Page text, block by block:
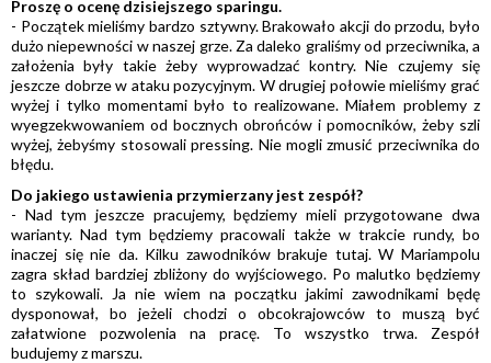
Proszę o ocenę dzisiejszego sparingu.
- Początek mieliśmy bardzo sztywny. Brakowało akcji do przodu, było
dużo niepewności w naszej grze. Za daleko graliśmy od przeciwnika, a
założenia były takie żeby wyprowadzać kontry. Nie czujemy się
jeszcze dobrze w ataku pozycyjnym. W drugiej połowie mieliśmy grać
wyżej i tylko momentami było to realizowane. Miałem problemy z
wyegzekwowaniem od bocznych obrońców i pomocników, żeby szli
wyżej, żebyśmy stosowali pressing. Nie mogli zmusić przeciwnika do
błędu.
Do jakiego ustawienia przymierzany jest zespół?
- Nad tym jeszcze pracujemy, będziemy mieli przygotowane dwa
warianty. Nad tym będziemy pracowali także w trakcie rundy, bo
inaczej się nie da. Kilku zawodników brakuje tutaj. W Mariampolu
zagra skład bardziej zbliżony do wyjściowego. Po malutko będziemy
to szykowali. Ja nie wiem na początku jakimi zawodnikami będę
dysponował, bo jeżeli chodzi o obcokrajowców to muszą być
załatwione pozwolenia na pracę. To wszystko trwa. Zespół
budujemy z marszu.